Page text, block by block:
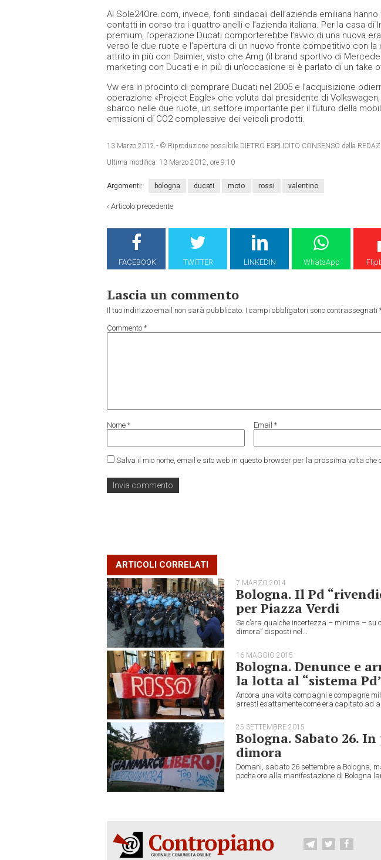
Al Sole24Ore.com, invece, fonti sindacali dell’azienda emiliana
contatti in corso tra i quattro anelli e l’azienda italiana. Per la casa di
premium, l’operazione Ducati comporterebbe l’avvio di una nuova
verso le due ruote e l’apertura di un nuovo fronte competitivo con la
attrito in più con Daimler, visto che Amg (il brand sportivo di
marketing con Ducati e in più di un’occasione si è parlato di un take
Vw era in procinto di comprare Ducati nel 2005 e l’acquisizione
operazione «Project Eagle» che voluta dal presidente di
sbarco nelle due ruote, un settore importante per il futuro della
emissioni di CO2 complessive dei veicoli prodotti.
13 Marzo 2012 - © Riproduzione possibile DIETRO ESPLICITO CONSENSO della
Ultima modifica: 13 Marzo 2012, ore 9:10
Argomenti: bologna ducati moto rossi valentino
‹ Articolo precedente
FACEBOOK TWITTER LINKEDIN WhatsApp
Lascia un commento
Il tuo indirizzo email non sarà pubblicato. I campi obbligatori sono contrassegnati
Commento *
Nome * Email *
Salva il mio nome, email e sito web in questo browser per la prossima volta che
ARTICOLI CORRELATI
7 MARZO 2014
Bologna. Il Pd
per Piazza Verdi
Se c’era qualche incertezza – minima –
dimora” disposti nel...
16 MAGGIO 2015
Bologna. Denunce e
la lotta al “sistema
Ancora una volta compagni e compagne
arresti esattamente come era capitato ad
25 SETTEMBRE 2015
Bologna. Sabato 26.
dimora
Domani, sabato 26 settembre a Bologna,
poche ore alla manifestazione di Bologna